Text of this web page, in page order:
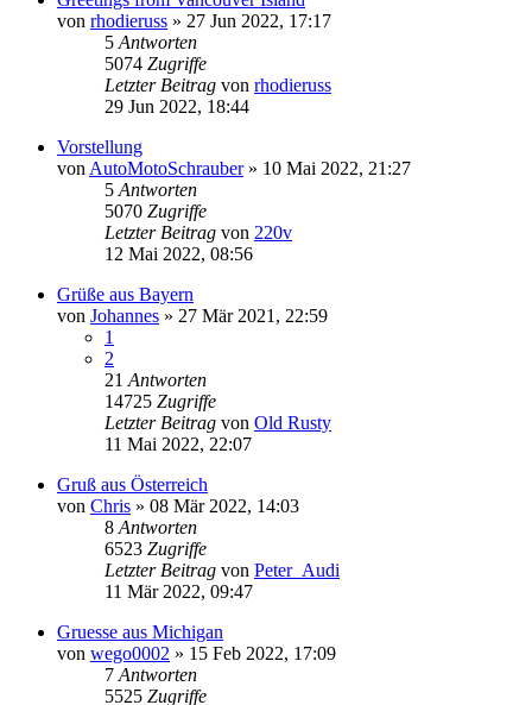
von rhodieruss » 27 Jun 2022, 17:17
5 Antworten
5074 Zugriffe
Letzter Beitrag von rhodieruss
29 Jun 2022, 18:44
Vorstellung
von AutoMotoSchrauber» 10 Mai 2022, 21:27
5 Antworten
5070 Zugriffe
Letzter Beitrag von 220v
12 Mai 2022, 08:56
Grüße aus Bayern
von Johannes » 27 Mär 2021, 22:59
1
2
21 Antworten
14725 Zugriffe
Letzter Beitrag von Old Rusty
11 Mai 2022, 22:07
Gruß aus Österreich
von Chris » 08 Mär 2022, 14:03
8 Antworten
6523 Zugriffe
Letzter Beitrag von Peter_Audi
11 Mär 2022, 09:47
Gruesse aus Michigan
von wego0002 » 15 Feb 2022, 17:09
7 Antworten
5525 Zugriffe